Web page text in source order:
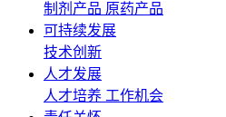
制剂产品 原药产品
可持续发展
技术创新
人才发展
人才培养 工作机会